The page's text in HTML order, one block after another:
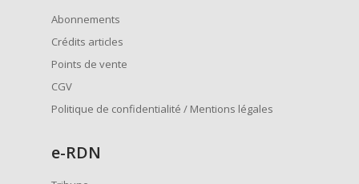
Abonnements
Crédits articles
Points de vente
CGV
Politique de confidentialité / Mentions légales
e-RDN